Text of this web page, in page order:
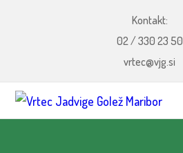
Kontakt:
02 / 330 23 50
vrtec@vjg.si